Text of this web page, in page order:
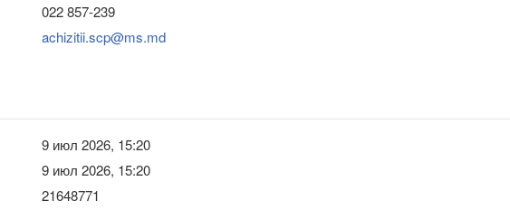
022 857-239
achizitii.scp@ms.md
9 июл 2026, 15:20
9 июл 2026, 15:20
21648771